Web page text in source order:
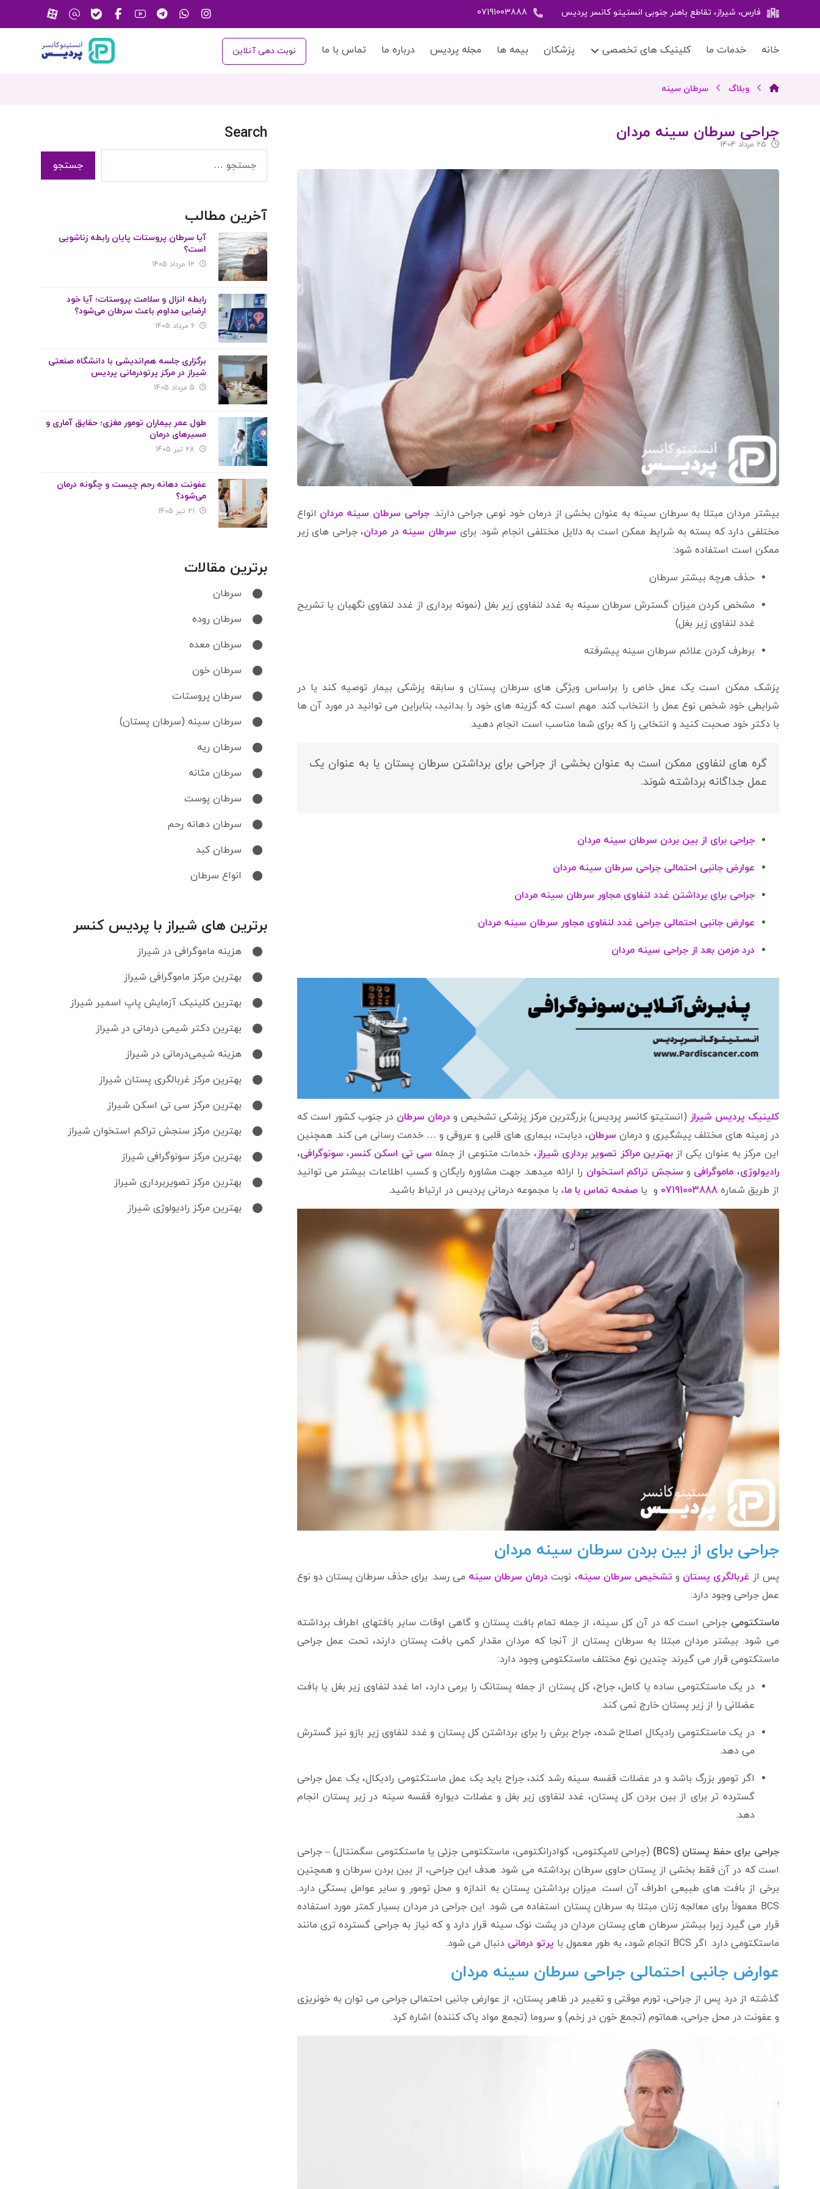
فارس، شیراز، تقاطع باهنر جنوبی انستیتو کانسر پردیس 07191003888
خانه خدمات ما کلینیک های تخصصی پزشکان بیمه ها مجله پردیس درباره ما تماس با ما نوبت دهی آنلاین
وبلاگ سرطان سینه
جراحی سرطان سینه مردان
25 مرداد 1404
بیشتر مردان مبتلا به سرطان سینه به عنوان بخشی از درمان خود نوعی جراحی دارند.جراحی سرطان سینه مردان انواع
مختلفی دارد که بسته به شرایط ممکن است به دلایل مختلفی انجام شود. برای سرطان سینه در مردان، جراحی های زیر
ممکن است استفاده شود:
حذف هرچه بیشتر سرطان
مشخص کردن میزان گسترش سرطان سینه به غدد لنفاوی زیر بغل (نمونه برداری از غدد لنفاوی نگهبان یا تشریح
غدد لنفاوی زیر بغل)
برطرف کردن علائم سرطان سینه پیشرفته
پزشک ممکن است یک عمل خاص را براساس ویژگی های سرطان پستان و سابقه پزشکی بیمار توصیه کند یا در
شرایطی خود شخص نوع عمل را انتخاب کند. مهم است که گزینه های خود را بدانید، بنابراین می توانید در مورد آن ها
با دکتر خود صحبت کنید و انتخابی را که برای شما مناسب است انجام دهید.
گره های لنفاوی ممکن است به عنوان بخشی از جراحی برای برداشتن سرطان پستان یا به عنوان یک
عمل جداگانه برداشته شوند.
جراحی برای از بین بردن سرطان سینه مردان
عوارض جانبی احتمالی جراحی سرطان سینه مردان
جراحی برای برداشتن غدد لنفاوی مجاور سرطان سینه مردان
عوارض جانبی احتمالی جراحی غدد لنفاوی مجاور سرطان سینه مردان
درد مزمن بعد از جراحی سینه مردان
کلینیک پردیس شیراز (انستیتو کانسر پردیس) بزرگترین مرکز پزشکی تشخیص و درمان سرطان در جنوب کشور است که
در زمینه های مختلف پیشگیری و درمان سرطان، دیابت، بیماری های قلبی و عروقی و … خدمت رسانی می کند. همچنین
این مرکز به عنوان یکی ازبهترین مراکز تصویر برداری شیراز، خدمات متنوعی از جمله سی تی اسکن کنسر، سونوگرافی،
رادیولوژی، ماموگرافی و سنجش تراکم استخوان را ارائه میدهد. جهت مشاوره رایگان و کسب اطلاعات بیشتر می توانید
از طریق شماره07191003888 و یاصفحه تماس با ما، با مجموعه درمانی پردیس در ارتباط باشید.
جراحی برای از بین بردن سرطان سینه مردان
پس از غربالگری پستان وتشخیص سرطان سینه، نوبت درمان سرطان سینه می رسد. برای حذف سرطان پستان دو نوع
عمل جراحی وجود دارد:
ماستکتومیجراحی است که در آن کل سینه، از جمله تمام بافت پستان و گاهی اوقات سایر بافتهای اطراف برداشته
می شود. بیشتر مردان مبتلا به سرطان پستان از آنجا که مردان مقدار کمی بافت پستان دارند، تحت عمل جراحی
ماستکتومی قرار می گیرند. چندین نوع مختلف ماستکتومی وجود دارد:
در یک ماستکتومی ساده یا کامل، جراح، کل پستان از جمله پستانک را برمی دارد، اما غدد لنفاوی زیر بغل یا بافت
عضلانی را از زیر پستان خارج نمی کند.
در یک ماستکتومی رادیکال اصلاح شده، جراح برش را برای برداشتن کل پستان و غدد لنفاوی زیر بازو نیز گسترش
می دهد.
اگر تومور بزرگ باشد و در عضلات قفسه سینه رشد کند، جراح باید یک عمل ماستکتومی رادیکال، یک عمل جراحی
گسترده تر برای از بین بردن کل پستان، غدد لنفاوی زیر بغل و عضلات دیواره قفسه سینه در زیر پستان انجام
دهد.
جراحی برای حفظ پستان (BCS)
(جراحی لامپکتومی، کوادرانکتومی، ماستکتومی جزئی یا ماستکتومی سگمنتال) – جراحی
است که در آن فقط بخشی از پستان حاوی سرطان برداشته می شود. هدف این جراحی، از بین بردن سرطان و همچنین
برخی از بافت های طبیعی اطراف آن است. میزان برداشتن پستان به اندازه و محل تومور و سایر عوامل بستگی دارد.
BCS معمولاً برای معالجه زنان مبتلا به سرطان پستان استفاده می شود. این جراحی در مردان بسیار کمتر مورد استفاده
قرار می گیرد زیرا بیشتر سرطان های پستان مردان در پشت نوک سینه قرار دارد و که نیاز به جراحی گسترده تری مانند
ماستکتومی دارد. اگر BCS انجام شود، به طور معمول با
پرتو درمانی دنبال می شود.
عوارض جانبی احتمالی جراحی سرطان سینه مردان
گذشته از درد پس از جراحی، تورم موقتی و تغییر در ظاهر پستان، از عوارض جانبی احتمالی جراحی می توان به خونریزی
و عفونت در محل جراحی، هماتوم (تجمع خون در زخم) و سروما (تجمع مواد پاک کننده) اشاره کرد.
Search
آخرین مطالب
آیا سرطان پروستات پایان رابطه زناشویی
است؟
12 مرداد 1405
رابطه انزال و سلامت پروستات؛ آیا خود
ارضایی مداوم باعث سرطان می‌شود؟
6 مرداد 1405
برگزاری جلسه هم‌اندیشی با دانشگاه صنعتی
شیراز در مرکز پرتودرمانی پردیس
5 مرداد 1405
طول عمر بیماران تومور مغزی؛ حقایق آماری و
مسیرهای درمان
28 تیر 1405
عفونت دهانه رحم چیست و چگونه درمان
می‌شود؟
21 تیر 1405
برترین مقالات
سرطان
سرطان روده
سرطان معده
سرطان خون
سرطان پروستات
سرطان سینه (سرطان پستان)
سرطان ریه
سرطان مثانه
سرطان پوست
سرطان دهانه رحم
سرطان کبد
انواع سرطان
برترین های شیراز با پردیس کنسر
هزینه ماموگرافی در شیراز
بهترین مرکز ماموگرافی شیراز
بهترین کلینیک آزمایش پاپ اسمیر شیراز
بهترین دکتر شیمی‌ درمانی در شیراز
هزینه شیمی‌درمانی در شیراز
بهترین مرکز غربالگری پستان شیراز
بهترین مرکز سی تی اسکن شیراز
بهترین مرکز سنجش تراکم استخوان شیراز
بهترین مرکز سونوگرافی شیراز
بهترین مرکز تصویربرداری شیراز
بهترین مرکز رادیولوژی شیراز